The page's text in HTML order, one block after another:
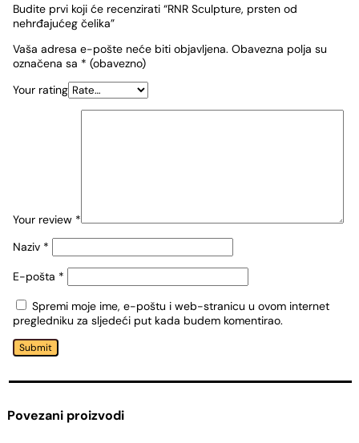
Budite prvi koji će recenzirati “RNR Sculpture, prsten od
nehrđajućeg čelika”
Vaša adresa e-pošte neće biti objavljena. Obavezna polja su
označena sa * (obavezno)
Your rating
Your review *
Naziv *
E-pošta *
Spremi moje ime, e-poštu i web-stranicu u ovom internet
pregledniku za sljedeći put kada budem komentirao.
Submit
Povezani proizvodi